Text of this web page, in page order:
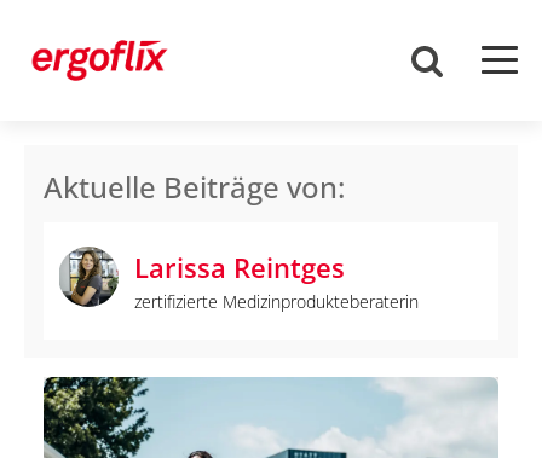
Aktuelle Beiträge von:
Larissa Reintges
zertifizierte Medizinprodukteberaterin